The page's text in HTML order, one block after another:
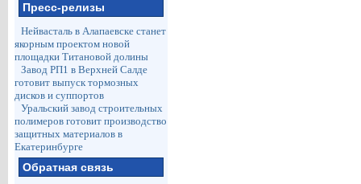
Пресс-релизы
Нейвасталь в Алапаевске станет
якорным проектом новой
площадки Титановой долины
Завод РП1 в Верхней Салде
готовит выпуск тормозных
дисков и суппортов
Уральский завод строительных
полимеров готовит производство
защитных материалов в
Екатеринбурге
Обратная связь